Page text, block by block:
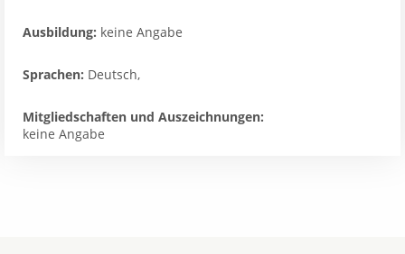
Ausbildung: keine Angabe
Sprachen: Deutsch,
Mitgliedschaften und Auszeichnungen:
keine Angabe